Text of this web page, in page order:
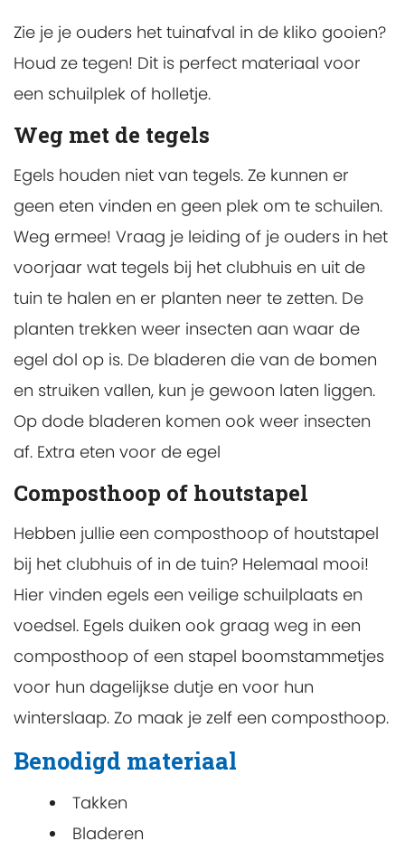
Zie je je ouders het tuinafval in de kliko gooien?
Houd ze tegen! Dit is perfect materiaal voor
een schuilplek of holletje.
Weg met de tegels
Egels houden niet van tegels. Ze kunnen er
geen eten vinden en geen plek om te schuilen.
Weg ermee! Vraag je leiding of je ouders in het
voorjaar wat tegels bij het clubhuis en uit de
tuin te halen en er planten neer te zetten. De
planten trekken weer insecten aan waar de
egel dol op is. De bladeren die van de bomen
en struiken vallen, kun je gewoon laten liggen.
Op dode bladeren komen ook weer insecten
af. Extra eten voor de egel
Composthoop of houtstapel
Hebben jullie een composthoop of houtstapel
bij het clubhuis of in de tuin? Helemaal mooi!
Hier vinden egels een veilige schuilplaats en
voedsel. Egels duiken ook graag weg in een
composthoop of een stapel boomstammetjes
voor hun dagelijkse dutje en voor hun
winterslaap. Zo maak je zelf een composthoop.
Benodigd materiaal
Takken
Bladeren